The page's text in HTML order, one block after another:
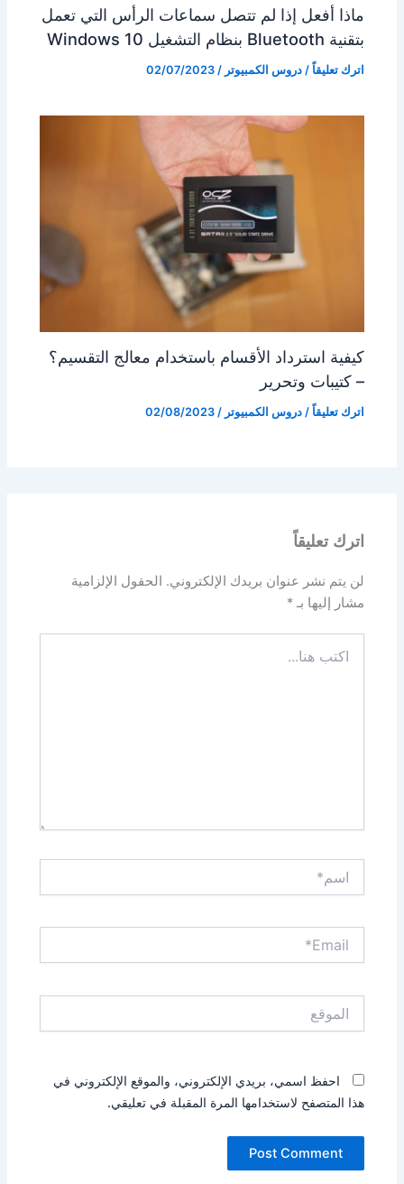
ماذا أفعل إذا لم تتصل سماعات الرأس التي تعمل
بتقنية Bluetooth بنظام التشغيل Windows 10
اترك تعليقاً /دروس الكمبيوتر /
02/07/2023
كيفية استرداد الأقسام باستخدام معالج التقسيم؟
– كتيبات وتحرير
اترك تعليقاً /دروس الكمبيوتر /
02/08/2023
اترك تعليقاً
لن يتم نشر عنوان بريدك الإلكتروني. الحقول الإلزامية
مشار إليها بـ*
هنا...
احفظ اسمي، بريدي الإلكتروني، والموقع الإلكتروني في
هذا المتصفح لاستخدامها المرة المقبلة في تعليقي.